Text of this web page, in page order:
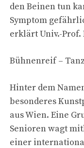
den Beinen tun
Symptom
erklärt Univ.-Prof.
Bühnenreif –
Hinter dem
besonderes
aus Wien. Eine
Senioren wagt
einer